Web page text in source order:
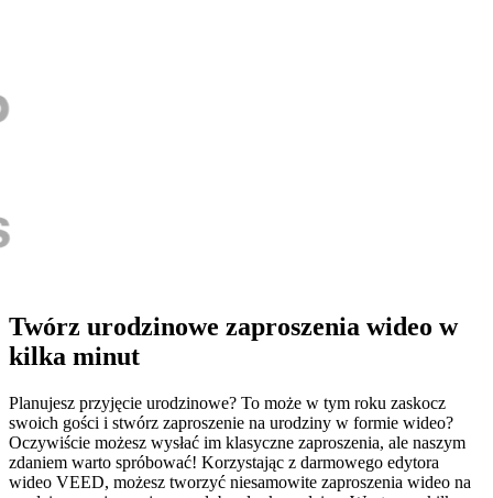
Twórz urodzinowe zaproszenia wideo w
kilka minut
Planujesz przyjęcie urodzinowe? To może w tym roku zaskocz
swoich gości i stwórz zaproszenie na urodziny w formie wideo?
Oczywiście możesz wysłać im klasyczne zaproszenia, ale naszym
zdaniem warto spróbować! Korzystając z darmowego edytora
wideo VEED, możesz tworzyć niesamowite zaproszenia wideo na